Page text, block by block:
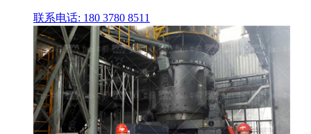
联系电话: 180 3780 8511